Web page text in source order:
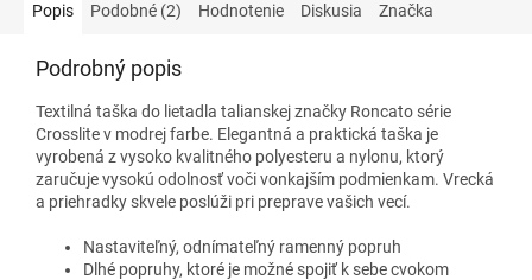
Popis Podobné (2) Hodnotenie Diskusia Značka
Podrobný popis
Textilná taška do lietadla talianskej značky Roncato série
Crosslite v modrej farbe. Elegantná a praktická taška je
vyrobená z vysoko kvalitného polyesteru a nylonu, ktorý
zaručuje vysokú odolnosť voči vonkajším podmienkam. Vrecká
a priehradky skvele poslúži pri preprave vašich vecí.
Nastaviteľný, odnímateľný ramenný popruh
Dlhé popruhy, ktoré je možné spojiť k sebe cvokom